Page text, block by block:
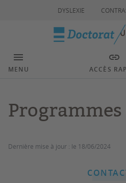
DYSLEXIE
MENU ACCÈS
Programmes
Dernière mise à jour : le 18/06/2024